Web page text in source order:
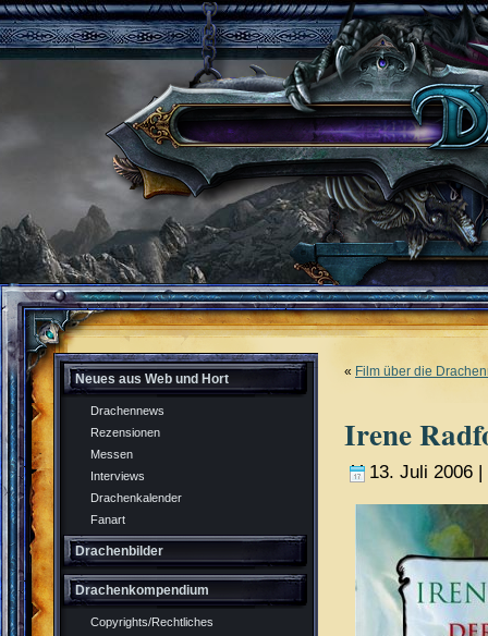
Neues aus Web und Hort
Drachennews
Rezensionen
Messen
Interviews
Drachenkalender
Fanart
Drachenbilder
Drachenkompendium
Copyrights/Rechtliches
« Film über die
Irene
13. Juli 2006 |